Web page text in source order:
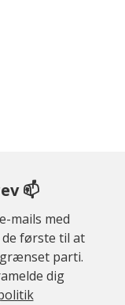
📫
mails med
første til at
parti.
dig